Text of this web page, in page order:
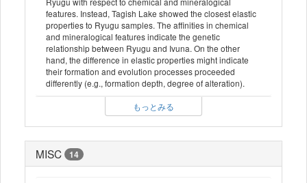
features. Instead, Tagish Lake showed the closest elastic
properties to Ryugu samples. The affinities in chemical
and mineralogical features indicate the genetic
relationship between Ryugu and Ivuna. On the other
hand, the difference in elastic properties might indicate
their formation and evolution processes proceeded
differently (e.g., formation depth, degree of alteration).
もっとみる
MISC 14